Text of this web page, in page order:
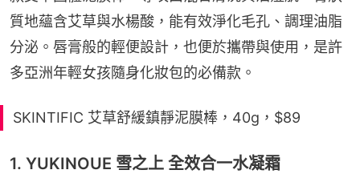
質地蘊含艾草與水楊酸，能有效淨化毛孔、調理油脂
分泌。唇膏般的輕便設計，也便於攜帶與使用，是許
多亞洲年輕女孩隨身化妝包的必備款。
SKINTIFIC 艾草舒緩鎮靜泥膜棒，40g，$89
1. YUKINOUE 雪之上 全效合一水凝霜